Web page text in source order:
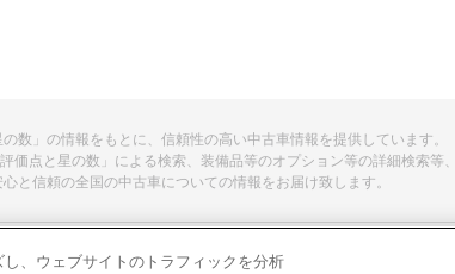
数」の情報をもとに、信頼性の高い中古車情報を提供しています。
価点と星の数」による検索、装備品等のオプション等の詳細検索
と信頼の全国の中古車についての情報をお届け致します。
、ウェブサイトのトラフィックを分析